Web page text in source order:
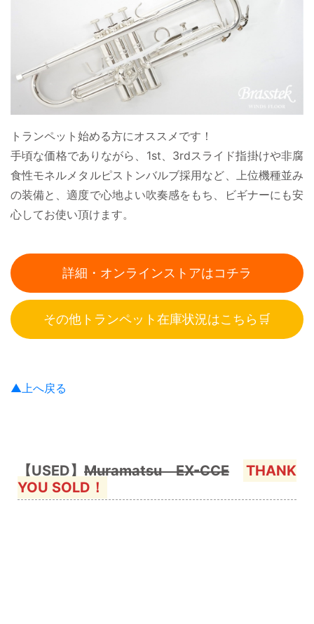
トランペット始める方にオススメです！
手頃な価格でありながら、1st、3rdスライド指掛けや非腐
食性モネルメタルピストンバルブ採用など、上位機種並み
の装備と、適度で心地よい吹奏感をもち、ビギナーにも安
心してお使い頂けます。
詳細・オンラインストアはコチラ
その他トランペット在庫状況はこちら🛒
▲上へ戻る
【USED】 Muramatsu EX-CCE
THANK
YOU SOLD！